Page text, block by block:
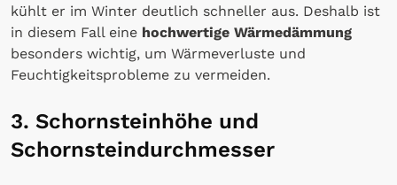
kühlt er im Winter deutlich schneller aus. Deshalb ist
in diesem Fall eine hochwertige Wärmedämmung
besonders wichtig, um Wärmeverluste und
Feuchtigkeitsprobleme zu vermeiden.
3. Schornsteinhöhe und
Schornsteindurchmesser